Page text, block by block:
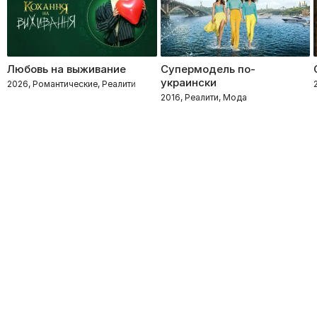
Любовь на выживание
2026, Романтические, Реалити
Супермодель по-
украински
2016, Реалити, Мода